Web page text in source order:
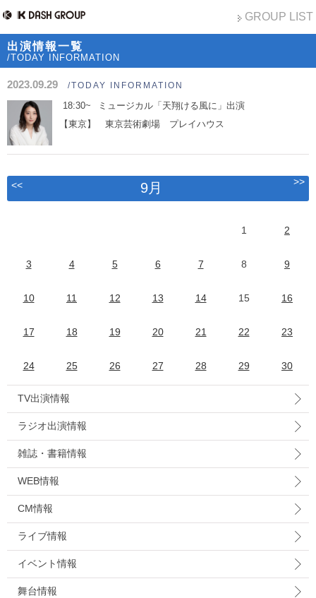
GROUP LIST
出演情報一覧
/TODAY INFORMATION
2023.09.29 /TODAY INFORMATION
18:30~
ミュージカル「天翔ける風に」出演
【東京】 東京芸術劇場 プレイハウス
<< 9月 >>
1 2
3 4 5 6 7 8 9
10 11 12 13 14 15 16
17 18 19 20 21 22 23
24 25 26 27 28 29 30
TV出演情報
ラジオ出演情報
雑誌・書籍情報
WEB情報
CM情報
ライブ情報
イベント情報
舞台情報